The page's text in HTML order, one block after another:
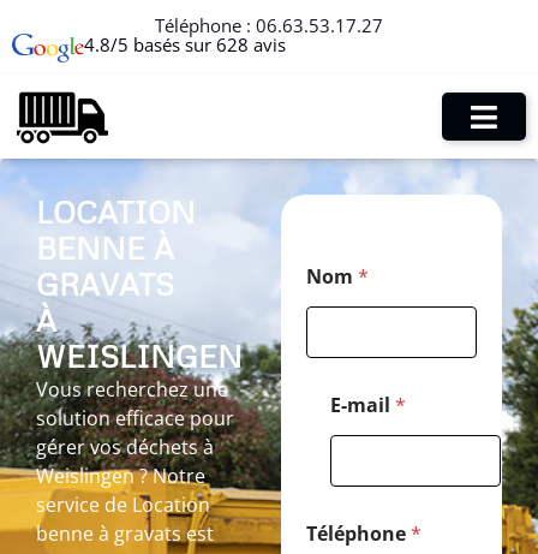
Téléphone : 06.63.53.17.27
4.8/5 basés sur 628 avis
LOCATION
BENNE À
GRAVATS
À
WEISLINGEN
Vous recherchez une
solution efficace pour
gérer vos déchets à
Weislingen ? Notre
service de Location
benne à gravats est
-
m
i
Nom *
E-mail *
Téléphone*